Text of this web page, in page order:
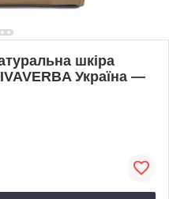
шкіра
Україна —